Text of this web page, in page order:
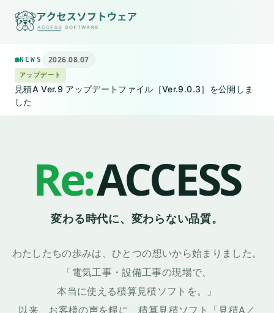
NEWS 2026.08.07
アップデート
見積A Ver.9 アップデートファイル［Ver.9.0.3］を公開しま
した
見積AVer.9
電気工事・設備工事専用の積算見積ソフト
明細入力・複合単価・歩掛・品名マスター・
Excel帳票出力・件名一覧の印刷まで、
積算業務に必要な機能をひとつのアプリケーションで完結